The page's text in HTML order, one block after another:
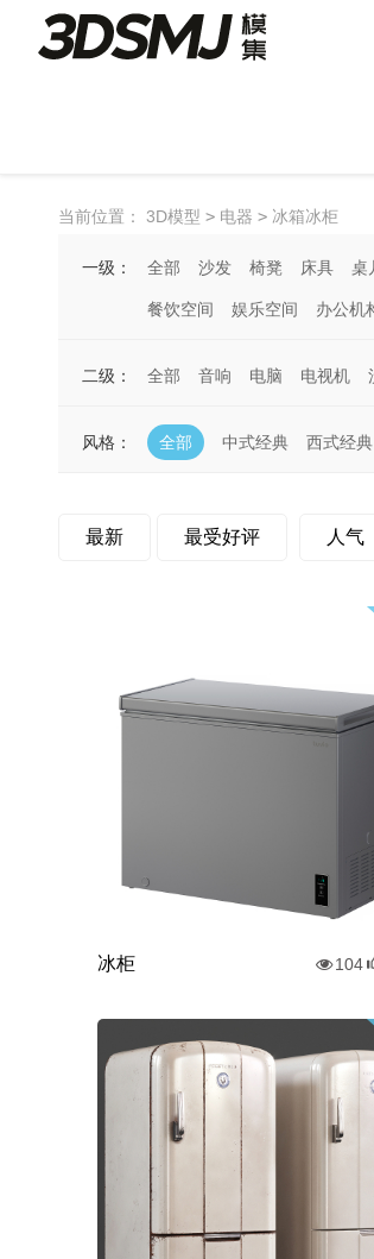
当前位置： 3D模型 > 电器 > 冰箱冰柜
一级： 全部 沙发 椅凳 床具 桌
餐饮空间 娱乐空间 办公机
二级： 全部 音响 电脑 电视机
风格： 全部 中式经典 西式经典
最新 最受好评 人气
冰柜 104